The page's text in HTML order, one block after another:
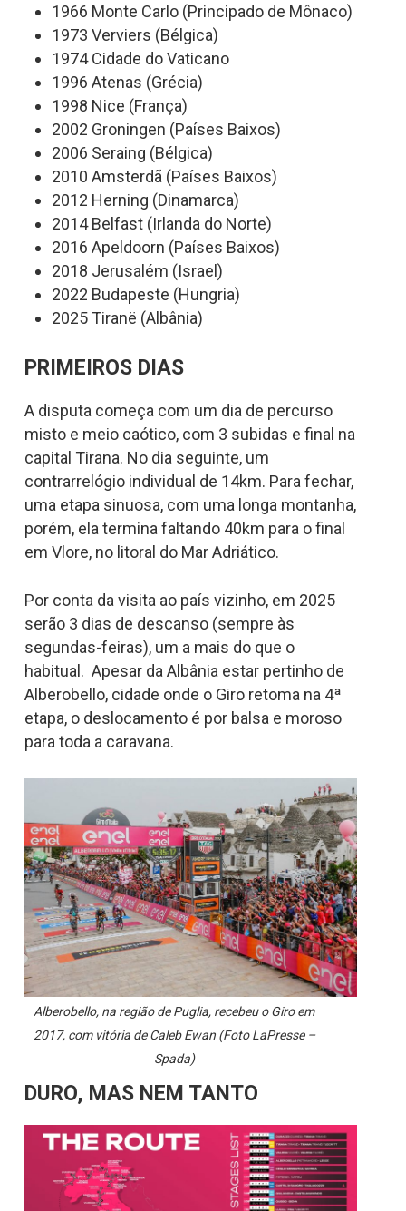
1966 Monte Carlo (Principado de Mônaco)
1973 Verviers (Bélgica)
1974 Cidade do Vaticano
1996 Atenas (Grécia)
1998 Nice (França)
2002 Groningen (Países Baixos)
2006 Seraing (Bélgica)
2010 Amsterdã (Países Baixos)
2012 Herning (Dinamarca)
2014 Belfast (Irlanda do Norte)
2016 Apeldoorn (Países Baixos)
2018 Jerusalém (Israel)
2022 Budapeste (Hungria)
2025 Tiranë (Albânia)
PRIMEIROS DIAS
A disputa começa com um dia de percurso
misto e meio caótico, com 3 subidas e final na
capital Tirana. No dia seguinte, um
contrarrelógio individual de 14km. Para fechar,
uma etapa sinuosa, com uma longa montanha,
porém, ela termina faltando 40km para o final
em Vlore, no litoral do Mar Adriático.
Por conta da visita ao país vizinho, em 2025
serão 3 dias de descanso (sempre às
segundas-feiras), um a mais do que o
habitual. Apesar da Albânia estar pertinho de
Alberobello, cidade onde o Giro retoma na 4ª
etapa, o deslocamento é por balsa e moroso
para toda a caravana.
Alberobello, na região de Puglia, recebeu o Giro em
2017, com vitória de Caleb Ewan (Foto LaPresse –
Spada)
DURO, MAS NEM TANTO